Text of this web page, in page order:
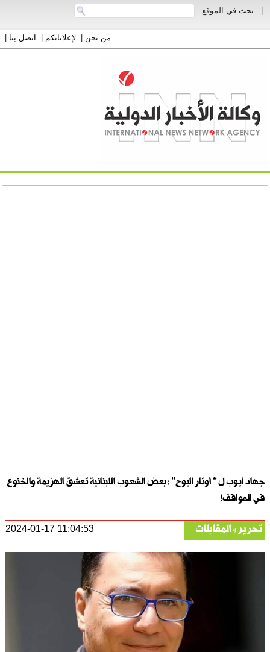
بحث في الموقع
من نحن| لإعلاناتكم| اتصل بنا|
جهاد أيوب ل " أوتار البوح" : بعض الشعوب اللبنانية تعشق الهزيمة والخنوع
في المواقف!
تحرير المقابلات 2024-01-17 11:04:53